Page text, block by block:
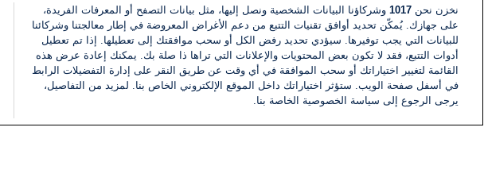
نخزن نحن 1017 وشركاؤنا البيانات الشخصية ونصل إليها، مثل بيانات التصفح أو المعرفات الفريدة،
على جهازك. يُمكّن تحديد أوافق تقنيات التتبع من دعم الأغراض المعروضة في إطار معالجتنا وشركائنا
للبيانات التي يجب توفيرها. سيؤدي تحديد رفض الكل أو سحب موافقتك إلى تعطيلها. إذا تم تعطيل
أدوات التتبع، فقد لا تكون بعض المحتويات والإعلانات التي تراها ذا صلة بك. يمكنك إعادة عرض هذه
القائمة لتغيير اختياراتك أو سحب الموافقة في أي وقت عن طريق النقر على إدارة التفضيلات الرابط
في أسفل صفحة الويب. ستؤثر اختياراتك داخل الموقع الإلكتروني الخاص بنا. لمزيد من التفاصيل،
يرجى الرجوع إلى سياسة الخصوصية الخاصة بنا.